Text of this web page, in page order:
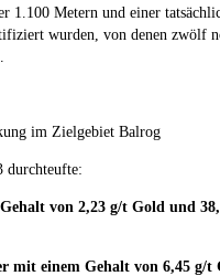
1.100 Metern und einer
wurden, von denen zwölf
im Zielgebiet Balrog
durchteufte:
von 2,23 g/t Gold und
mit einem Gehalt von 6,45 g/t